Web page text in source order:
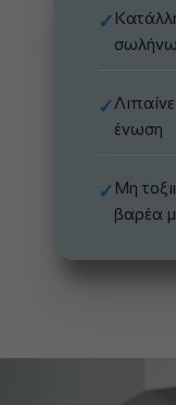
✓
✓
ένωση
✓ Μη
βαρέα